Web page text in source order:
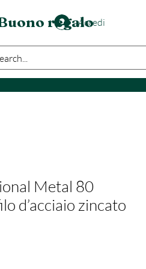
regalo
Accedi
Metal 80
d’acciaio zincato